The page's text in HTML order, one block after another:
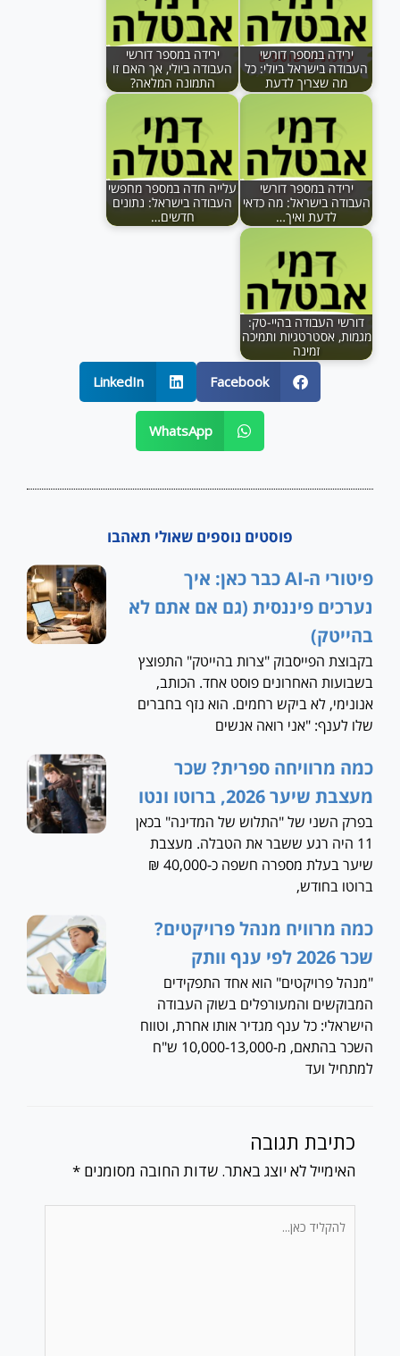
ירידה במספר דורשי
העבודה בישראל ביולי: כל
מה שצריך לדעת
ירידה במספר דורשי
העבודה ביולי, אך האם זו
התמונה המלאה?
ירידה במספר דורשי
העבודה בישראל: מה כדאי
לדעת ואיך…
עלייה חדה במספר מחפשי
העבודה בישראל: נתונים
חדשים…
דורשי העבודה בהיי-טק:
מגמות, אסטרטגיות ותמיכה
זמינה
Facebook
LinkedIn
WhatsApp
פוסטים נוספים שאולי תאהבו
פיטורי ה-AI כבר כאן: איך
נערכים פיננסית (גם אם אתם לא
בהייטק)
בקבוצת הפייסבוק "צרות בהייטק" התפוצץ
בשבועות האחרונים פוסט אחד. הכותב,
אנונימי, לא ביקש רחמים. הוא נזף בחברים
שלו לענף: "אני רואה אנשים
כמה מרוויחה ספרית? שכר
מעצבת שיער 2026, ברוטו ונטו
בפרק השני של "התלוש של המדינה" בכאן
11 היה רגע ששבר את הטבלה. מעצבת
שיער בעלת מספרה חשפה כ-40,000 ₪
ברוטו בחודש,
כמה מרוויח מנהל פרויקטים?
שכר 2026 לפי ענף וותק
"מנהל פרויקטים" הוא אחד התפקידים
המבוקשים והמעורפלים בשוק העבודה
הישראלי: כל ענף מגדיר אותו אחרת, וטווח
השכר בהתאם, מ-10,000-13,000 ש"ח
למתחיל ועד
כתיבת תגובה
האימייל לא יוצג באתר. שדות החובה מסומנים *
כאן...